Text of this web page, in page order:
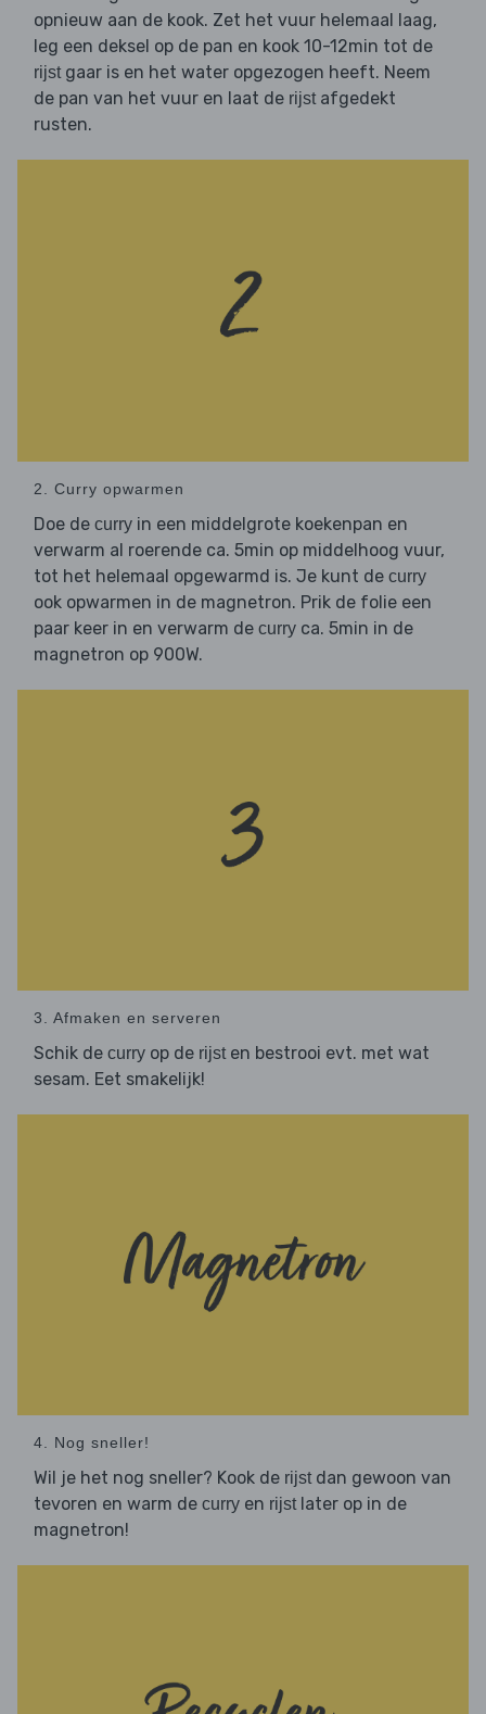
opnieuw aan de kook. Zet het vuur helemaal laag,
leg een deksel op de pan en kook 10-12min tot de
rijstgaar is en het water opgezogen heeft. Neem
de pan van het vuur en laat de rijstafgedekt
rusten.
2. Curry opwarmen
Doe de curry in een middelgrote koekenpan en
verwarm al roerende ca. 5min op middelhoog vuur,
tot het helemaal opgewarmd is. Je kunt de curry
ook opwarmen in de magnetron. Prik de folie een
paar keer in en verwarm de curry ca. 5min in de
magnetron op 900W.
3. Afmaken en serveren
Schik de curry op de rijsten bestrooi evt. met wat
sesam. Eet smakelijk!
4. Nog sneller!
Wil je het nog sneller? Kook de rijstdan gewoon van
tevoren en warm de curry en rijstlater op in de
magnetron!